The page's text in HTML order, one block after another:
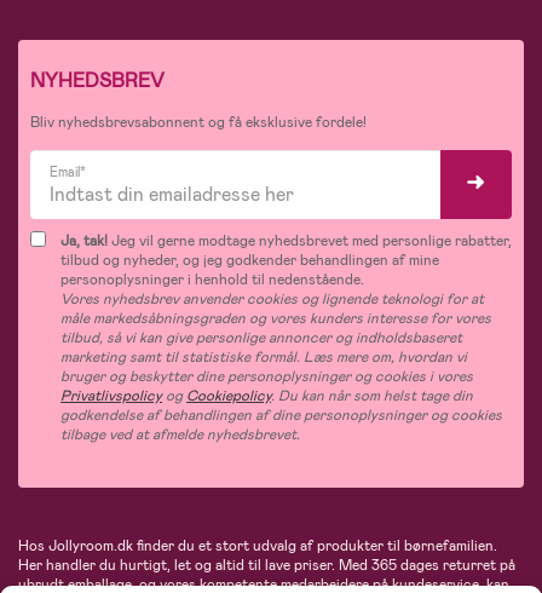
NYHEDSBREV
Bliv nyhedsbrevsabonnent og få eksklusive fordele!
Email*
Ja, tak!Jeg vil gerne modtage nyhedsbrevet med personlige rabatter,
tilbud og nyheder, og jeg godkender behandlingen af mine
personoplysninger i henhold til nedenstående.
Vores nyhedsbrev anvender cookies og lignende teknologi for at
måle markedsåbningsgraden og vores kunders interesse for vores
tilbud, så vi kan give personlige annoncer og indholdsbaseret
marketing samt til statistiske formål. Læs mere om, hvordan vi
bruger og beskytter dine personoplysninger og cookies i vores
PrivatlivspolicyogCookiepolicy. Du kan når som helst tage din
godkendelse af behandlingen af dine personoplysninger og cookies
tilbage ved at afmelde nyhedsbrevet.
Hos Jollyroom.dk finder du et stort udvalg af produkter til børnefamilien.
Her handler du hurtigt, let og altid til lave priser. Med 365 dages returret på
ubrudt emballage, og vores kompetente medarbejdere på kundeservice, kan